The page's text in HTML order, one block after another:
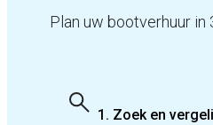
Plan uw bootverhuur
1. Zoek en